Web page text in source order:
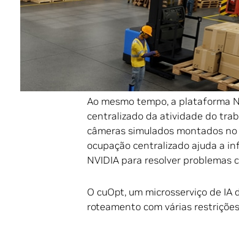
OpenUSD, que opera como um
vários robôs móveis autônomos
Cada AMR, executando o stack
de seis sensores, todos
Ao mesmo tempo, a plataforma
centralizado da atividade do
câmeras simulados montados
ocupação centralizado ajuda a
NVIDIA para resolver problemas
O cuOpt, um microsserviço de
roteamento com várias